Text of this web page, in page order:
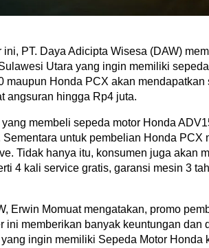
PT. Daya Adicipta Wisesa (DAW)
Utara yang ingin memiliki
maupun Honda PCX akan mendapatkan
angsuran hingga Rp4 juta.
membeli sepeda motor Honda
untuk pembelian Honda PCX
Tidak hanya itu, konsumen juga akan
4 kali service gratis, garansi mesin 3
Erwin Momuat mengatakan, promo
ini memberikan banyak keuntungan dan
ingin memiliki Sepeda Motor Honda